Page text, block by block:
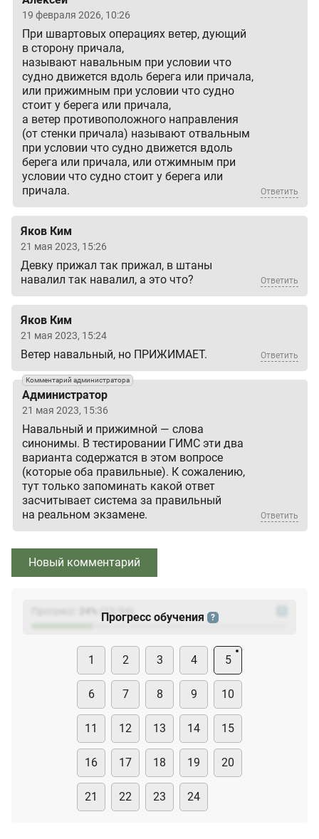
19 февраля 2026, 10:26
При швартовых операциях ветер, дующий
в сторону причала,
называют навальным при условии что
судно движется вдоль берега или причала,
или прижимным при условии что судно
стоит у берега или причала,
а ветер противоположного направления
(от стенки причала) называют отвальным
при условии что судно движется вдоль
берега или причала, или отжимным при
условии что судно стоит у берега или
причала.
Ответить
Яков Ким
21 мая 2023, 15:26
Девку прижал так прижал, в штаны
навалил так навалил, а это что?
Ответить
Яков Ким
21 мая 2023, 15:24
Ветер навальный, но ПРИЖИМАЕТ. Ответить
Комментарий администратора
Администратор
21 мая 2023, 15:36
Навальный и прижимной — слова
синонимы. В тестировании ГИМС эти два
варианта содержатся в этом вопросе
(которые оба правильные). К сожалению,
тут только запоминать какой ответ
засчитывает система за правильный
на реальном экзамене.
Ответить
Новый комментарий
(23
Прогресс обучения ?
1 2 3 4 5
6 7 8 9 10
11 12 13 14 15
16 17 18 19 20
21 22 23 24